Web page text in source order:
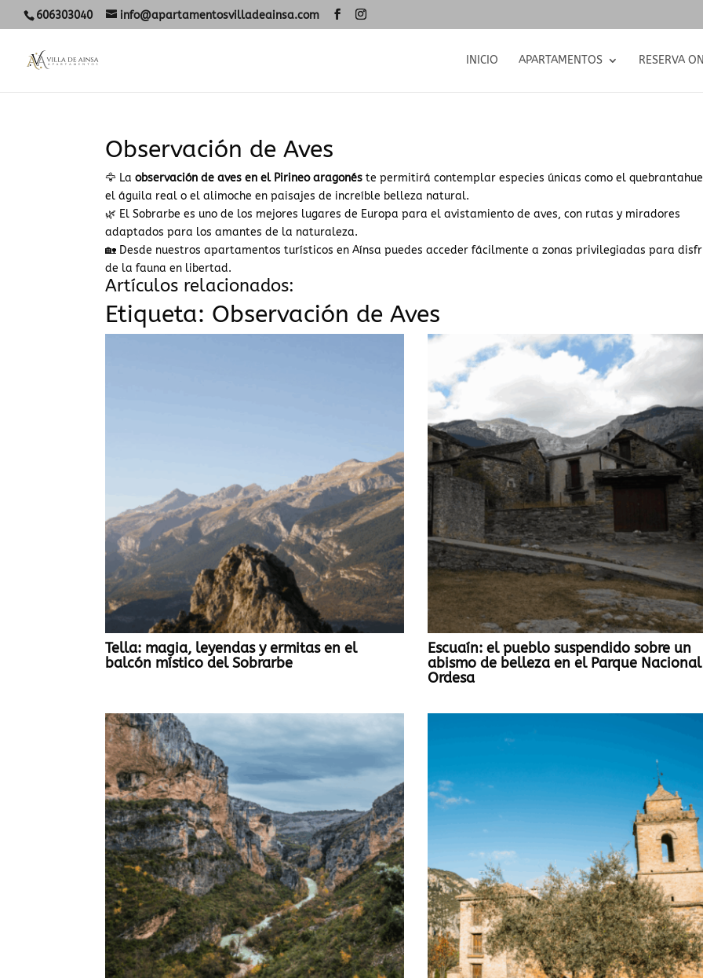
606303040 info@apartamentosvilladeainsa.com
INICIO APARTAMENTOS RESERVA
Observación de Aves
🦅 Laobservación de aves en el Pirineo aragonés te permitirá contemplar especies únicas como el
el águila real o el alimoche en paisajes de increíble belleza natural.
🌿 El Sobrarbe es uno de los mejores lugares de Europa para el avistamiento de aves, con rutas y miradores
adaptados para los amantes de la naturaleza.
🏡 Desde nuestros apartamentos turísticos en Aínsa puedes acceder fácilmente a zonas privilegiadas para
de la fauna en libertad.
Artículos relacionados:
Etiqueta: Observación de Aves
Tella: magia, leyendas y ermitas en el
balcón místico del Sobrarbe
Escuaín: el pueblo suspendido sobre un
abismo de belleza en el Parque
Ordesa